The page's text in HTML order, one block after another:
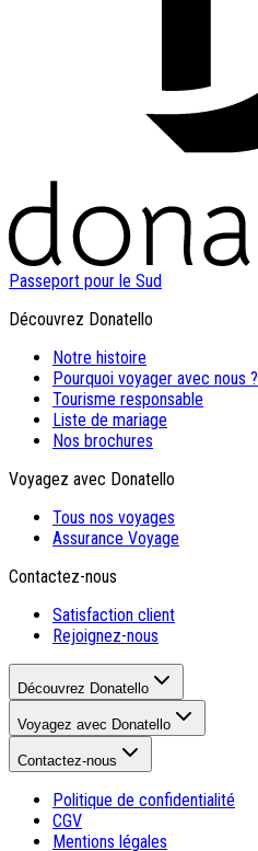
Passeport pour le Sud
Découvrez Donatello
Notre histoire
Pourquoi voyager avec nous ?
Tourisme responsable
Liste de mariage
Nos brochures
Voyagez avec Donatello
Tous nos voyages
Assurance Voyage
Contactez-nous
Satisfaction client
Rejoignez-nous
Découvrez Donatello
Voyagez avec Donatello
Contactez-nous
Politique de confidentialité
CGV
Mentions légales